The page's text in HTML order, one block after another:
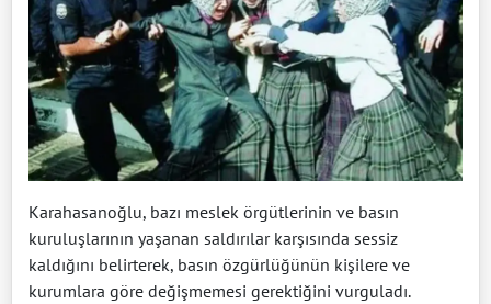
Karahasanoğlu, bazı meslek örgütlerinin ve basın
kuruluşlarının yaşanan saldırılar karşısında sessiz
kaldığını belirterek, basın özgürlüğünün kişilere ve
kurumlara göre değişmemesi gerektiğini vurguladı.